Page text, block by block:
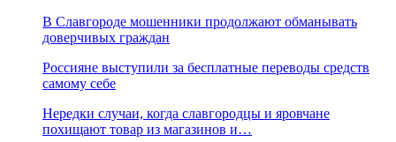
В Славгороде мошенники продолжают обманывать
доверчивых граждан
Россияне выступили за бесплатные переводы средств
самому себе
Нередки случаи, когда славгородцы и яровчане
похищают товар из магазинов и…